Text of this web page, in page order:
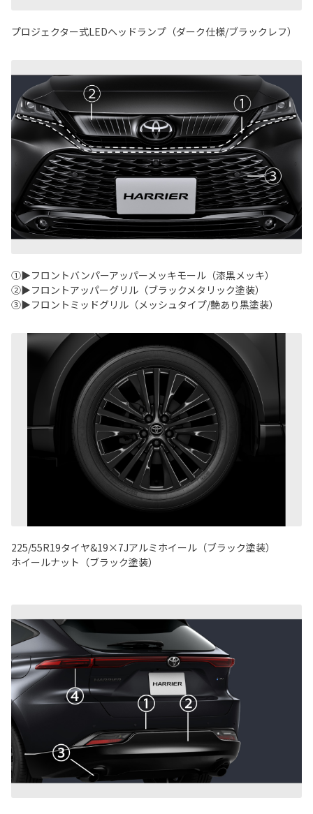
プロジェクター式LEDヘッドランプ（ダーク仕様/ブラックレフ）
①▶フロントバンパーアッパーメッキモール（漆黒メッキ）
②▶フロントアッパーグリル（ブラックメタリック塗装）
③▶フロントミッドグリル（メッシュタイプ/艶あり黒塗装）
225/55R19タイヤ&19×7Jアルミホイール（ブラック塗装）
ホイールナット（ブラック塗装）